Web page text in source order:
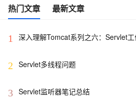
热门文章 最新文章
1 深入理解Tomcat系列之六：Servlet
2 Servlet多线程问题
3 Servlet监听器笔记总结